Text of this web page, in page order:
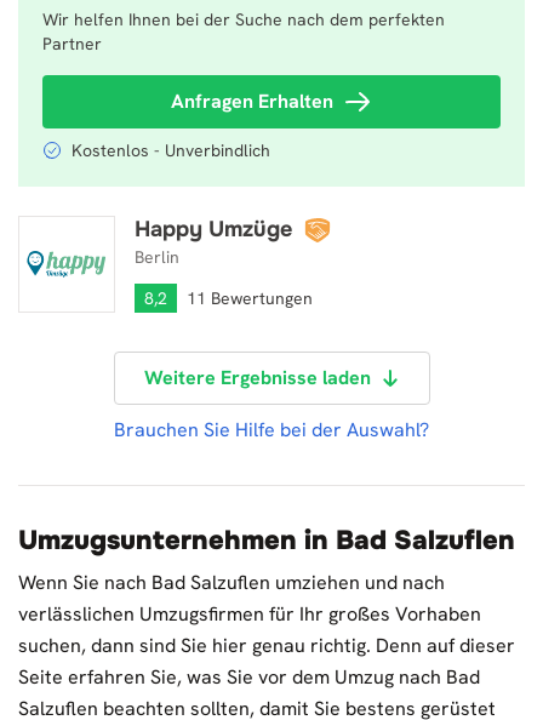
Wir helfen Ihnen bei der Suche nach dem perfekten
Partner
Anfragen Erhalten
Kostenlos - Unverbindlich
Happy Umzüge
Berlin
8,2
11 Bewertungen
Happy Umzüge
Weitere Ergebnisse laden
Brauchen Sie Hilfe bei der Auswahl?
Umzugsunternehmen in Bad Salzuflen
Wenn Sie nach Bad Salzuflen umziehen und nach
verlässlichen Umzugsfirmen für Ihr großes Vorhaben
suchen, dann sind Sie hier genau richtig. Denn auf dieser
Seite erfahren Sie, was Sie vor dem Umzug nach Bad
Salzuflen beachten sollten, damit Sie bestens gerüstet